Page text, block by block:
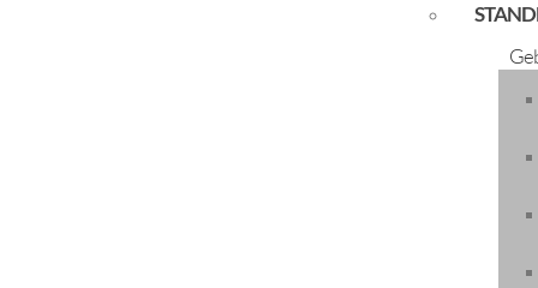
Advent Längenfeld -